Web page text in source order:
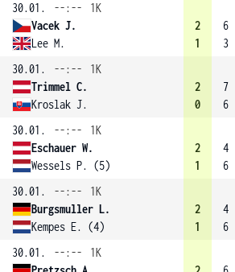
30.01.
--:--
1K
Vacek J.
Lee M.
2
1
6
3
30.01.
--:--
1K
Trimmel C.
Kroslak J.
2
0
7
6
30.01.
--:--
1K
Eschauer W.
Wessels P. (5)
2
1
4
6
30.01.
--:--
1K
Burgsmuller L.
Kempes E. (4)
2
1
4
6
30.01.
--:--
1K